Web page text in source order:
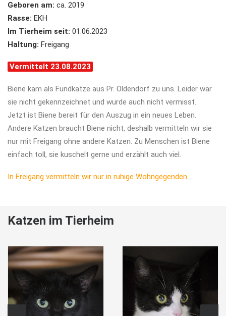
Geboren am: ca. 2019
Rasse: EKH
Im Tierheim seit: 01.06.2023
Haltung: Freigang
Vermittelt 23.08.2023
Biene kam als Fundkatze aus Pr. Oldendorf zu uns. Leider war
sie nicht gekennzeichnet und wurde auch nicht vermisst.
Jetzt ist Biene bereit für den Auszug in ein neues Leben.
Andere Katzen braucht Biene nicht, deshalb vermitteln wir sie
nur mit Freigang ohne andere Katzen. Zu Menschen ist Biene
einfach toll, sie kuschelt gerne und erzählt auch viel.
In Freigang vermitteln wir nur in ruhige Wohngegenden.
Katzen im Tierheim